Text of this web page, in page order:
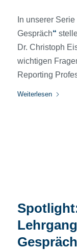
In unserer Serie
Gespräch“
Dr. Christoph
wichtigen
Reporting
Weiterlesen